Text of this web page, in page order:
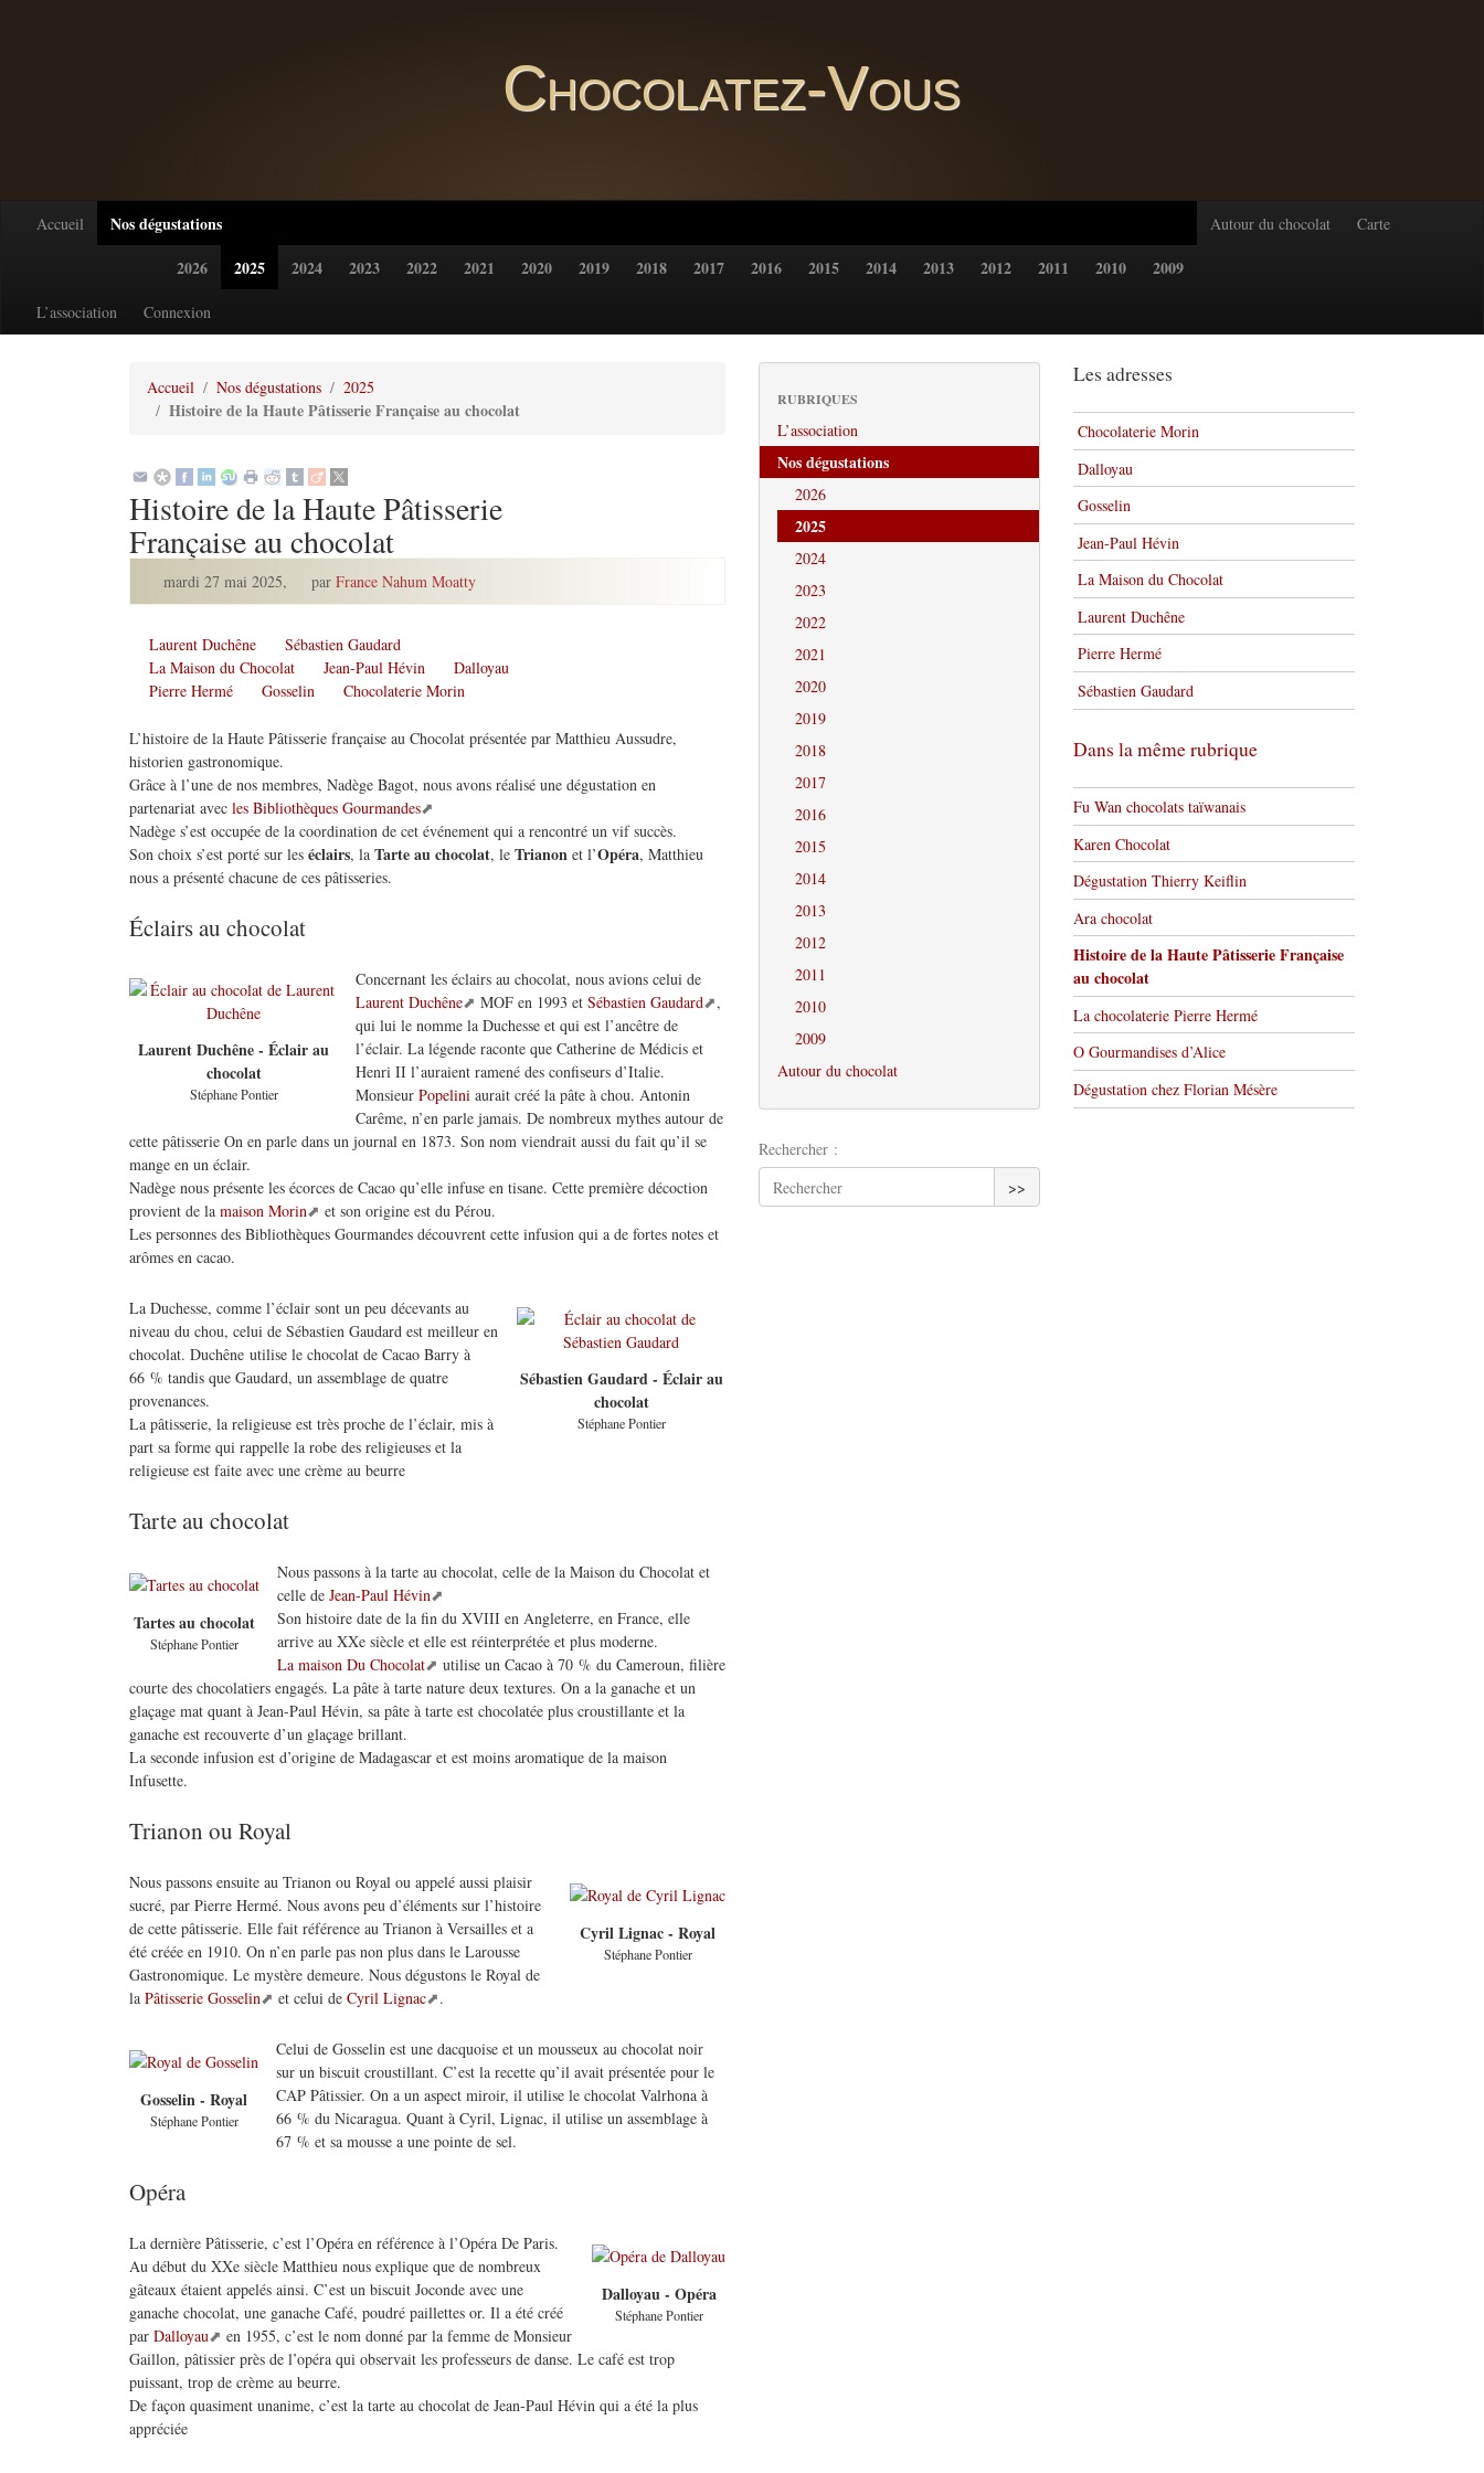
Chocolatez-Vous
Accueil
Nos dégustations
2026
2025 2024 2023 2022 2021 2020 2019 2018 2017 2016 2015 2014 2013 2012 2011 2010 2009
Autour du chocolat Carte
L’association Connexion
Accueil Nos dégustations 2025
Histoire de la Haute Pâtisserie Française au chocolat
Histoire de la Haute Pâtisserie
Française au chocolat
mardi 27 mai 2025, par France Nahum Moatty
Laurent Duchêne
Sébastien Gaudard
La Maison du Chocolat
Jean-Paul Hévin
Dalloyau
Pierre Hermé
Gosselin Chocolaterie Morin
L’histoire de la Haute Pâtisserie française au Chocolat présentée par Matthieu Aussudre,
historien gastronomique.
Grâce à l’une de nos membres, Nadège Bagot, nous avons réalisé une dégustation en
partenariat avec les Bibliothèques Gourmandes
Nadège s’est occupée de la coordination de cet événement qui a rencontré un vif succès.
Son choix s’est porté sur les éclairs, la Tarte au chocolat, le Trianon et l’Opéra, Matthieu
nous a présenté chacune de ces pâtisseries.
Éclairs au chocolat
Laurent Duchêne - Éclair au
chocolat
Stéphane Pontier
Concernant les éclairs au chocolat, nous avions celui de
Laurent Duchêne
MOF en 1993 et Sébastien Gaudard
,
qui lui le nomme la Duchesse et qui est l’ancêtre de
l’éclair. La légende raconte que Catherine de Médicis et
Henri II l’auraient ramené des confiseurs d’Italie.
Monsieur Popelini aurait créé la pâte à chou. Antonin
Carême, n’en parle jamais. De nombreux mythes autour de
cette pâtisserie On en parle dans un journal en 1873. Son nom viendrait aussi du fait qu’il se
mange en un éclair.
Nadège nous présente les écorces de Cacao qu’elle infuse en tisane. Cette première décoction
provient de la maison Morin
et son origine est du Pérou.
Les personnes des Bibliothèques Gourmandes découvrent cette infusion qui a de fortes notes et
arômes en cacao.
Sébastien Gaudard - Éclair au
chocolat
Stéphane Pontier
La Duchesse, comme l’éclair sont un peu décevants au
niveau du chou, celui de Sébastien Gaudard est meilleur en
chocolat. Duchêne utilise le chocolat de Cacao Barry à
66 % tandis que Gaudard, un assemblage de quatre
provenances.
La pâtisserie, la religieuse est très proche de l’éclair, mis à
part sa forme qui rappelle la robe des religieuses et la
religieuse est faite avec une crème au beurre
Tarte au chocolat
Tartes au chocolat
Stéphane Pontier
Nous passons à la tarte au chocolat, celle de la Maison du Chocolat et
celle de Jean-Paul Hévin
Son histoire date de la fin du XVIII en Angleterre, en France, elle
arrive au XXe siècle et elle est réinterprétée et plus moderne.
La maison Du Chocolat
utilise un Cacao à 70 % du Cameroun, filière
courte des chocolatiers engagés. La pâte à tarte nature deux textures. On a la ganache et un
glaçage mat quant à Jean-Paul Hévin, sa pâte à tarte est chocolatée plus croustillante et la
ganache est recouverte d’un glaçage brillant.
La seconde infusion est d’origine de Madagascar et est moins aromatique de la maison
Infusette.
Trianon ou Royal
Cyril Lignac - Royal
Stéphane Pontier
Nous passons ensuite au Trianon ou Royal ou appelé aussi plaisir
sucré, par Pierre Hermé. Nous avons peu d’éléments sur l’histoire
de cette pâtisserie. Elle fait référence au Trianon à Versailles et a
été créée en 1910. On n’en parle pas non plus dans le Larousse
Gastronomique. Le mystère demeure. Nous dégustons le Royal de
la Pâtisserie Gosselin et celui de Cyril Lignac .
Gosselin - Royal
Stéphane Pontier
Celui de Gosselin est une dacquoise et un mousseux au chocolat noir
sur un biscuit croustillant. C’est la recette qu’il avait présentée pour le
CAP Pâtissier. On a un aspect miroir, il utilise le chocolat Valrhona à
66 % du Nicaragua. Quant à Cyril, Lignac, il utilise un assemblage à
67 % et sa mousse a une pointe de sel.
Opéra
Dalloyau - Opéra
Stéphane Pontier
La dernière Pâtisserie, c’est l’Opéra en référence à l’Opéra De Paris.
Au début du XXe siècle Matthieu nous explique que de nombreux
gâteaux étaient appelés ainsi. C’est un biscuit Joconde avec une
ganache chocolat, une ganache Café, poudré paillettes or. Il a été créé
par Dalloyau
en 1955, c’est le nom donné par la femme de Monsieur
Gaillon, pâtissier près de l’opéra qui observait les professeurs de danse. Le café est trop
puissant, trop de crème au beurre.
De façon quasiment unanime, c’est la tarte au chocolat de Jean-Paul Hévin qui a été la plus
appréciée
RUBRIQUES
L’association
Nos dégustations
2026
2025
2024
2023
2022
2021
2020
2019
2018
2017
2016
2015
2014
2013
2012
2011
2010
2009
Autour du chocolat
Rechercher :
>>
Les adresses
Chocolaterie Morin
Dalloyau
Gosselin
Jean-Paul Hévin
La Maison du Chocolat
Laurent Duchêne
Pierre Hermé
Sébastien Gaudard
Dans la même rubrique
Fu Wan chocolats taïwanais
Karen Chocolat
Dégustation Thierry Keiflin
Ara chocolat
Histoire de la Haute Pâtisserie Française
au chocolat
La chocolaterie Pierre Hermé
O Gourmandises d’Alice
Dégustation chez Florian Mésère